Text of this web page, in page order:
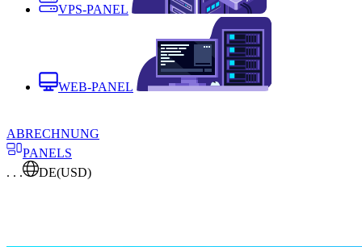
VPS-PANEL
WEB-PANEL
ABRECHNUNG
PANELS
. . .
DE(USD)